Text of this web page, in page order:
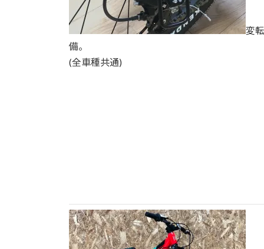
変
備。
(全車種共通)